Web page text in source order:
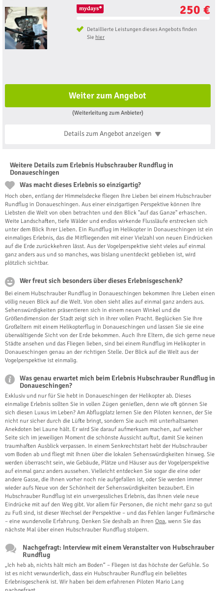
250 €
Detaillierte Leistungen dieses Angebots finden
Sie hier
Weiter zum Angebot
(Weiterleitung zum Anbieter)
Details zum Angebotanzeigen
Weitere Details zum Erlebnis Hubschrauber Rundflug in
Donaueschingen
Was macht dieses Erlebnis so einzigartig?
Hoch oben, entlang der Himmelsdecke fliegen Ihre Lieben bei einem Hubschrauber
Rundflug in Donaueschingen. Aus einer einzigartigen Perspektive können Ihre
Liebsten die Welt von oben betrachten und den Blick "auf das Ganze" erhaschen.
Weite Landschaften, tiefe Wälder und endlos wirkende Flussläufe erstrecken sich
unter dem Blick Ihrer Lieben. Ein Rundflug im Helikopter in Donaueschingen ist ein
einmaliges Erlebnis, das die Mitfliegenden mit einer Vielzahl von neuen Eindrücken
auf die Erde zurückkehren lässt. Aus der Vogelperspektive sieht vieles auf einmal
ganz anders aus und so manches, was bislang unentdeckt geblieben ist, wird
plötzlich sichtbar.
Wer freut sich besonders über dieses Erlebnisgeschenk?
Bei einem Hubschrauber Rundflug in Donaueschingen bekommen Ihre Lieben einen
völlig neuen Blick auf die Welt. Von oben sieht alles auf einmal ganz anders aus.
Sehenswürdigkeiten präsentieren sich in einem neuen Winkel und die
Größendimension der Stadt zeigt sich in ihrer vollen Pracht. Beglücken Sie Ihre
Großeltern mit einem Helikopterflug in Donaueschingen und lassen Sie sie eine
überwältigende Sicht von der Erde bekommen. Auch Ihre Eltern, die sich gerne neue
Städte ansehen und das Fliegen lieben, sind bei einem Rundflug im Helikopter in
Donaueschingen genau an der richtigen Stelle. Der Blick auf die Welt aus der
Vogelperspektive ist einmalig.
Was genau erwartet mich beim Erlebnis Hubschrauber Rundflug in
Donaueschingen?
Exklusiv und nur für Sie hebt in Donaueschingen der Helikopter ab. Dieses
einmalige Erlebnis sollten Sie in vollen Zügen genießen, denn wie oft gönnen Sie
sich diesen Luxus im Leben? Am Abflugplatz lernen Sie den Piloten kennen, der Sie
nicht nur sicher durch die Lüfte bringt, sondern Sie auch mit unterhaltsamen
Anekdoten bei Laune hält. Er wird Sie darauf aufmerksam machen, auf welcher
Seite sich im jeweiligen Moment die schönste Aussicht auftut, damit Sie keinen
traumhaften Ausblick verpassen. In einem Senkrechtstart hebt der Hubschrauber
vom Boden ab und fliegt mit Ihnen über die lokalen Sehenswürdigkeiten hinweg. Sie
werden überrascht sein, wie Gebäude, Plätze und Häuser aus der Vogelperspektive
auf einmal ganz anders aussehen. Vielleicht entdecken Sie sogar die eine oder
andere Gasse, die Ihnen vorher noch nie aufgefallen ist, oder Sie werden immer
wieder aufs Neue von der Schönheit der Sehenswürdigkeiten bezaubert. Ein
Hubschrauber Rundflug ist ein unvergessliches Erlebnis, das Ihnen viele neue
Eindrücke mit auf den Weg gibt. Vor allem für Personen, die nicht mehr ganz so gut
zu Fuß sind, ist dieser Wechsel der Perspektive – und das Fehlen langer Fußmärsche
– eine wundervolle Erfahrung. Denken Sie deshalb an Ihren Opa, wenn Sie das
nächste Mal über einen Hubschrauber Rundflug stolpern.
Nachgefragt: Interview mit einem Veranstalter von Hubschrauber
Rundflug
„Ich heb ab, nichts hält mich am Boden“ – Fliegen ist das höchste der Gefühle. So
ist es nicht verwunderlich, dass ein Hubschrauber Rundflug ein beliebtes
Erlebnisgeschenk ist. Wir haben bei dem erfahrenen Piloten Mario Lang